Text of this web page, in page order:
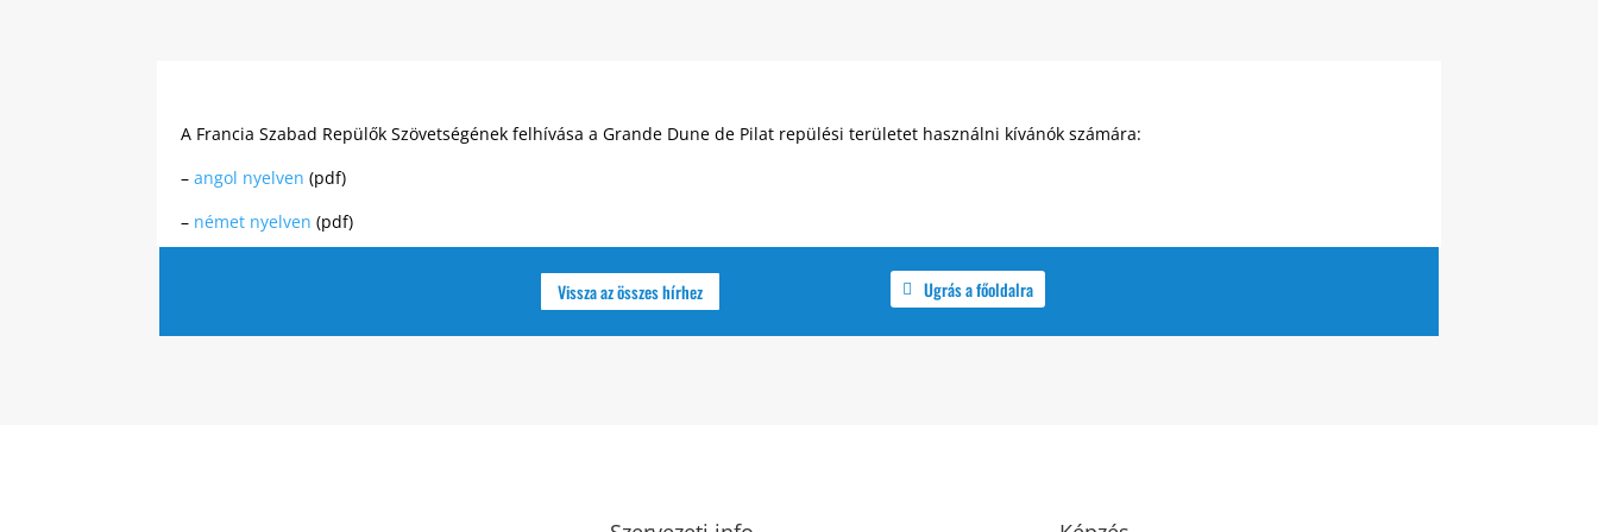
A Francia Szabad Repülők Szövetségének felhívása a Grande Dune de Pilat repülési területet használni kívánók számára:
– angol nyelven (pdf)
– német nyelven (pdf)
Vissza az összes hírhez Ugrás a főoldalra